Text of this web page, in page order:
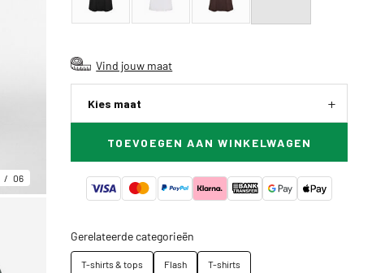
06
Vind jouw maat
Kies maat
TOEVOEGEN AAN WINKELWAGEN
Gerelateerde categorieën
T-shirts & tops Flash T-shirts